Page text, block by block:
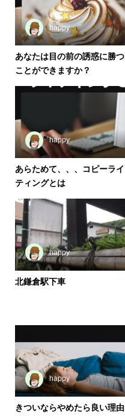
happy
あなたは目の前の誘惑に勝つ
ことができますか？
happy
あらためて、、、コピーライ
ティングとは
happy
北鎌倉駅下車
happy
きついならやめたら良い理由